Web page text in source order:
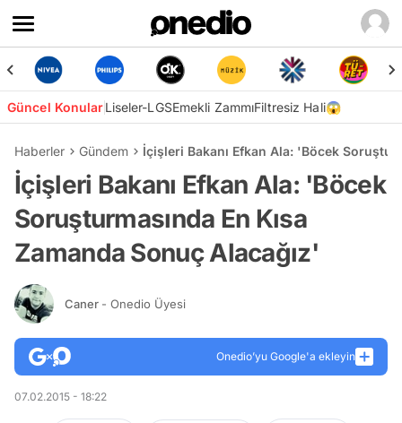
Güncel KonularLiseler-LGSEmekli ZammıFiltresiz Hali😱
Haberler Gündem İçişleri Bakanı Efkan Ala: 'Böcek
İçişleri Bakanı Efkan Ala: 'Böcek
Soruşturmasında En Kısa
Zamanda Sonuç Alacağız'
Caner - Onedio Üyesi
Onedio’yu Google'a ekleyin
07.02.2015 - 18:22